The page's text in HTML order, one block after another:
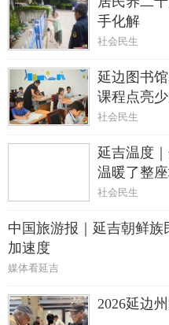
手化解
社会民生
延边图书
课程点亮
社会民生
延吉温度
温暖了整
社会民生
中国旅游报｜延吉朝鲜
加速度
媒体看延吉
2026延边